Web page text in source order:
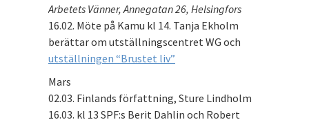
Arbetets Vänner, Annegatan 26, Helsingfors
16.02. Möte på Kamu kl 14. Tanja Ekholm
berättar om utställningscentret WG och
utställningen “Brustet liv”
Mars
02.03. Finlands författning, Sture Lindholm
16.03. kl 13 SPF:s Berit Dahlin och Robert